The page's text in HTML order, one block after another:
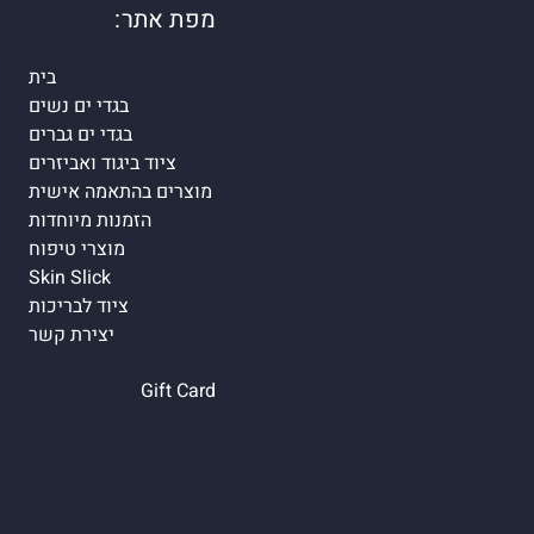
מפת אתר:
בית
בגדי ים נשים
בגדי ים גברים
ציוד ביגוד ואביזרים
מוצרים בהתאמה אישית
הזמנות מיוחדות
מוצרי טיפוח
Skin Slick
ציוד לבריכות
יצירת קשר
Gift Card